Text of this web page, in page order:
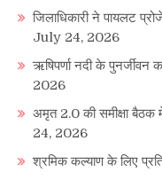
जिलाधिकारी ने पायलट
July 24, 2026
ऋषिपर्णा नदी के पुनर्जीवन
2026
अमृत 2.0 की समीक्षा बैठक में
24, 2026
श्रमिक कल्याण के लिए